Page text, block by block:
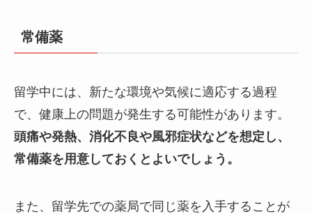
常備薬
留学中には、新たな環境や気候に適応する過程
で、健康上の問題が発生する可能性があります。
頭痛や発熱、消化不良や風邪症状などを想定し、
常備薬を用意しておくとよいでしょう。
また、留学先での薬局で同じ薬を入手することが